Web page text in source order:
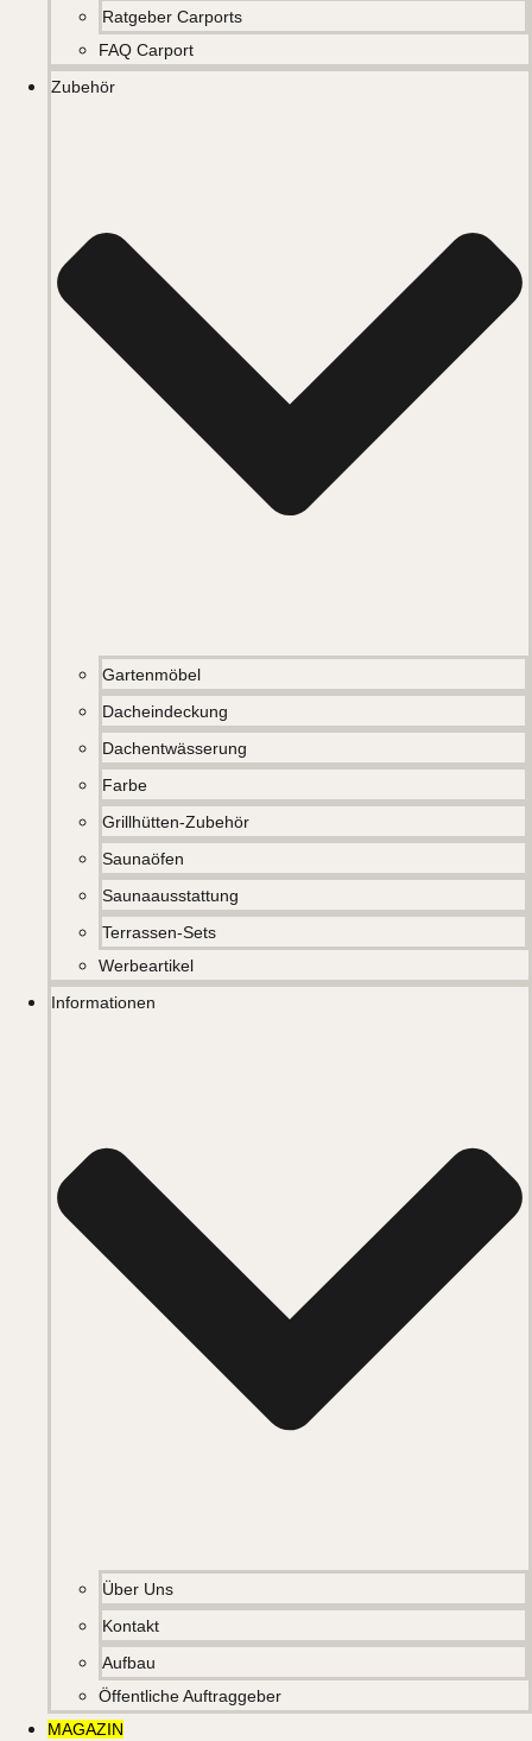
Ratgeber Carports
FAQ Carport
Zubehör
Gartenmöbel
Dacheindeckung
Dachentwässerung
Farbe
Grillhütten-Zubehör
Saunaöfen
Saunaausstattung
Terrassen-Sets
Werbeartikel
Informationen
Über Uns
Kontakt
Aufbau
Öffentliche Auftraggeber
MAGAZIN